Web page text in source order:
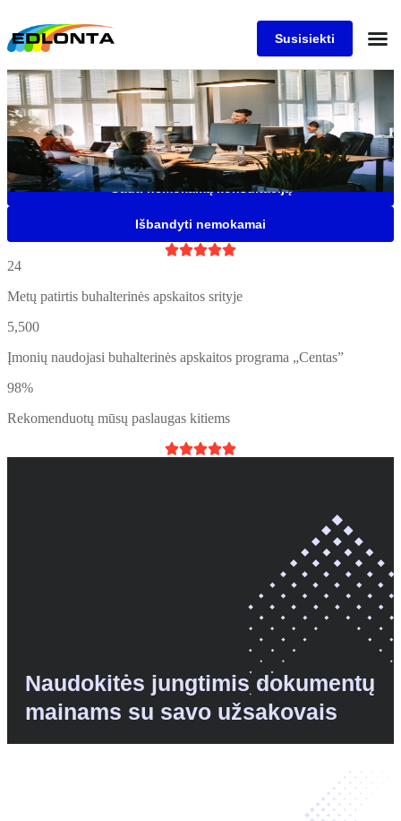
Susisiekti
Išbandyti nemokamai
Gauti nemokamą konsultaciją
Saugi, patogi ir lanksti buhalterinė programa Jūsų įmonei, kuria
naudojasi daugiau nei 5500 įmonių
Buhalterinės apskaitos
programa "Centas"

24
Metų patirtis buhalterinės apskaitos srityje
5,500
Įmonių naudojasi buhalterinės apskaitos programa „Centas”
98%
Rekomenduotų mūsų paslaugas kitiems

Naudokitės jungtimis dokumentų
mainams su savo užsakovais